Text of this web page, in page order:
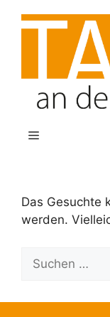
Inhalt
Menü
Das Gesuchte
werden.
nach: